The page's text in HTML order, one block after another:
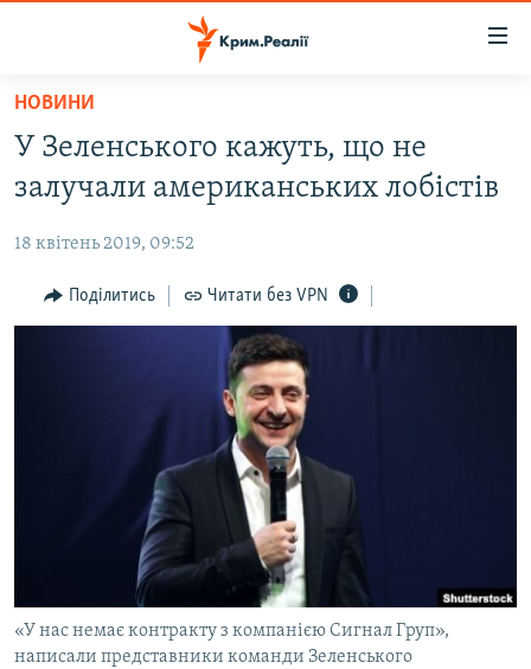
Перейти
основного
матеріалу
Перейти
до
навігації
Перейти
ВІДЕО ТА ФОТО
ПОЛІТИКА
БЛОГИ
СПЕЦПРОЕКТИ
ВІДЕОУРОКИ «ELIFBE»
СВІДЧЕННЯ ОКУПАЦІЇ
УКРАЇНСЬКА ПРОБЛЕМА КРИМУ
ЯК ОБІЙТИ БЛОКУВАННЯ
Qırımtatar
НОВИНИ
У Зеленського кажуть, що не
залучали американських лобістів
18 квітень 2019, 09:52
Поділитись Читати без VPN
«У нас немає контракту з компанією Сигнал Груп»,
написали представники команди Зеленського